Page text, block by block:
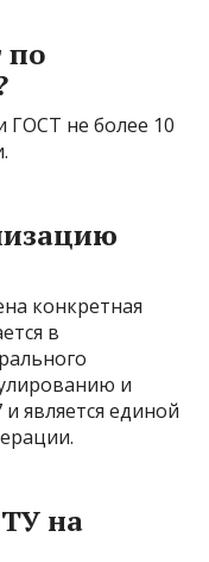
по
ГОСТ не более 10
конкретная
в
и
является единой
на